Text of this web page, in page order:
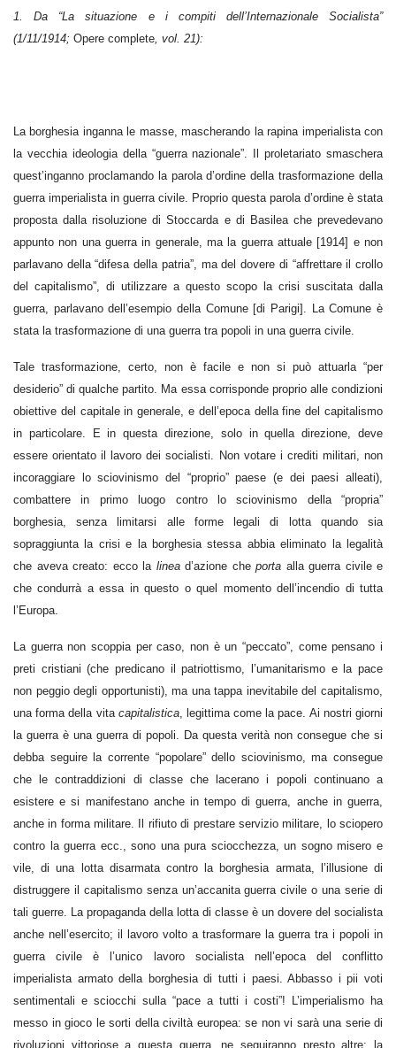
1. Da “La situazione e i compiti dell’Internazionale Socialista”
(1/11/1914; Opere complete, vol. 21):
La borghesia inganna le masse, mascherando la rapina imperialista con
la vecchia ideologia della “guerra nazionale”. Il proletariato smaschera
quest’inganno proclamando la parola d’ordine della trasformazione della
guerra imperialista in guerra civile. Proprio questa parola d’ordine è stata
proposta dalla risoluzione di Stoccarda e di Basilea che prevedevano
appunto non una guerra in generale, ma la guerra attuale [1914] e non
parlavano della “difesa della patria”, ma del dovere di “affrettare il crollo
del capitalismo”, di utilizzare a questo scopo la crisi suscitata dalla
guerra, parlavano dell’esempio della Comune [di Parigi]. La Comune è
stata la trasformazione di una guerra tra popoli in una guerra civile.
Tale trasformazione, certo, non è facile e non si può attuarla “per
desiderio” di qualche partito. Ma essa corrisponde proprio alle condizioni
obiettive del capitale in generale, e dell’epoca della fine del capitalismo
in particolare. E in questa direzione, solo in quella direzione, deve
essere orientato il lavoro dei socialisti. Non votare i crediti militari, non
incoraggiare lo sciovinismo del “proprio” paese (e dei paesi alleati),
combattere in primo luogo contro lo sciovinismo della “propria”
borghesia, senza limitarsi alle forme legali di lotta quando sia
sopraggiunta la crisi e la borghesia stessa abbia eliminato la legalità
che aveva creato: ecco la linead’azione che porta alla guerra civile e
che condurrà a essa in questo o quel momento dell’incendio di tutta
l’Europa.
La guerra non scoppia per caso, non è un “peccato”, come pensano i
preti cristiani (che predicano il patriottismo, l’umanitarismo e la pace
non peggio degli opportunisti), ma una tappa inevitabile del capitalismo,
una forma della vita capitalistica, legittima come la pace. Ai nostri giorni
la guerra è una guerra di popoli. Da questa verità non consegue che si
debba seguire la corrente “popolare” dello sciovinismo, ma consegue
che le contraddizioni di classe che lacerano i popoli continuano a
esistere e si manifestano anche in tempo di guerra, anche in guerra,
anche in forma militare. Il rifiuto di prestare servizio militare, lo sciopero
contro la guerra ecc., sono una pura sciocchezza, un sogno misero e
vile, di una lotta disarmata contro la borghesia armata, l’illusione di
distruggere il capitalismo senza un’accanita guerra civile o una serie di
tali guerre. La propaganda della lotta di classe è un dovere del socialista
anche nell’esercito; il lavoro volto a trasformare la guerra tra i popoli in
guerra civile è l’unico lavoro socialista nell’epoca del conflitto
imperialista armato della borghesia di tutti i paesi. Abbasso i pii voti
sentimentali e sciocchi sulla “pace a tutti i costi”! L’imperialismo ha
messo in gioco le sorti della civiltà europea: se non vi sarà una serie di
rivoluzioni vittoriose a questa guerra, ne seguiranno presto altre; la